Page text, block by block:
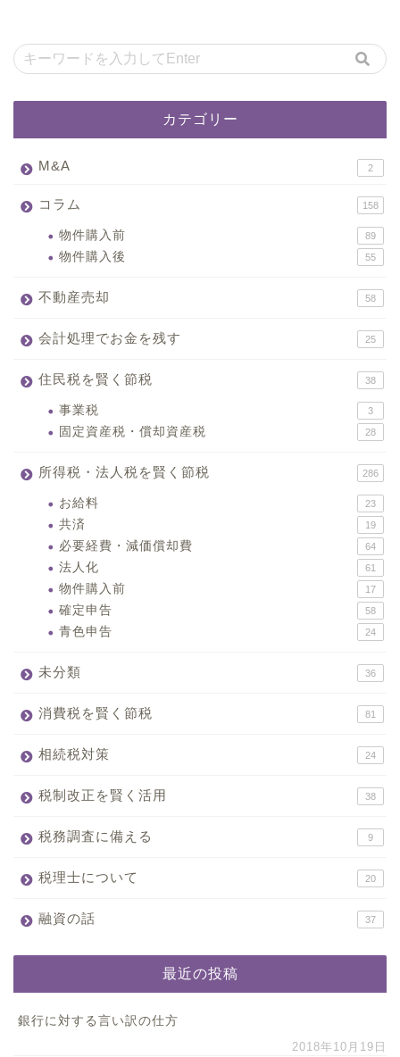
カテゴリー
M&A 2
コラム 158
物件購入前 89
物件購入後 55
不動産売却 58
会計処理でお金を残す 25
住民税を賢く節税 38
事業税 3
固定資産税・償却資産税 28
所得税・法人税を賢く節税 286
お給料 23
共済 19
必要経費・減価償却費 64
法人化 61
物件購入前 17
確定申告 58
青色申告 24
未分類 36
消費税を賢く節税 81
相続税対策 24
税制改正を賢く活用 38
税務調査に備える 9
税理士について 20
融資の話 37
最近の投稿
銀行に対する言い訳の仕方
2018年10月19日